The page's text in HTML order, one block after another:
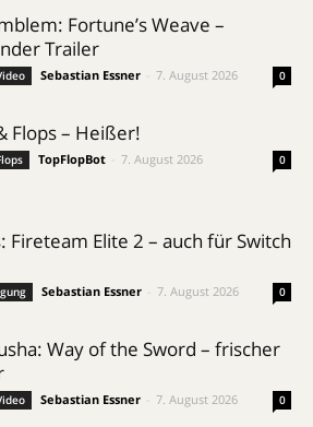
Fortune’s Weave –
Trailer
Sebastian Essner 7. August 2026 0
Flops – Heißer!
TopFlopBot 7. August 2026 0
Fireteam Elite 2 – auch für Switch
Sebastian Essner 7. August 2026 0
Way of the Sword – frischer
Sebastian Essner 7. August 2026 0